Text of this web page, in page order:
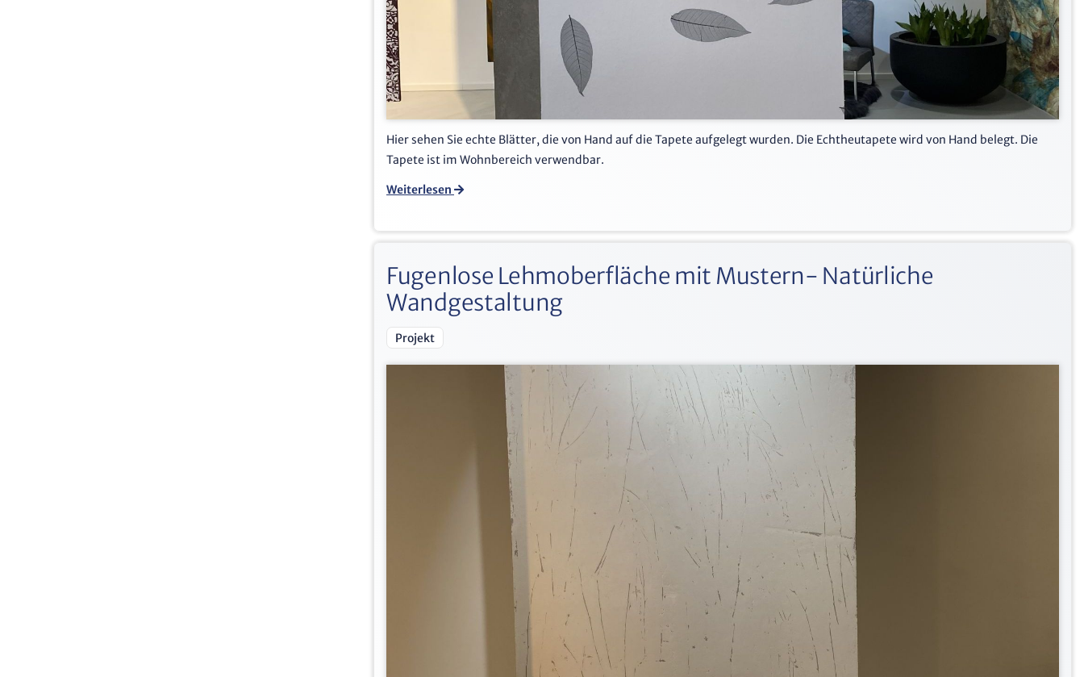
Hier sehen Sie echte Blätter, die von Hand auf die Tapete aufgelegt wurden. Die Echtheutapete wird von Hand belegt. Die
Tapete ist im Wohnbereich verwendbar.
Weiterlesen
Fugenlose Lehmoberfläche mit Mustern- Natürliche
Wandgestaltung
Projekt